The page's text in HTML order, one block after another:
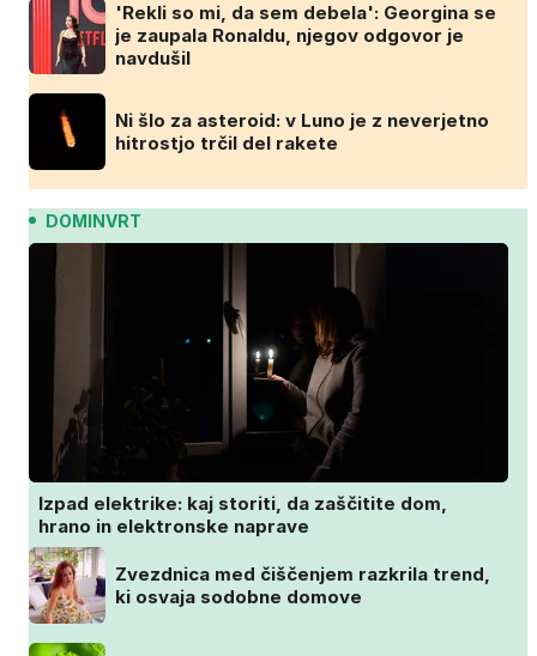
'Rekli so mi, da sem debela': Georgina se
je zaupala Ronaldu, njegov odgovor je
navdušil
Ni šlo za asteroid: v Luno je z neverjetno
hitrostjo trčil del rakete
DOMINVRT
Izpad elektrike: kaj storiti, da zaščitite dom,
hrano in elektronske naprave
Zvezdnica med čiščenjem razkrila trend,
ki osvaja sodobne domove